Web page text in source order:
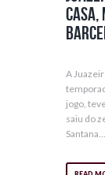
casa,
A
jogo,
saiu do
Santana...